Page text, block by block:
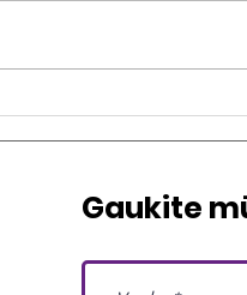
GENLINK:
projektas
Gaukite